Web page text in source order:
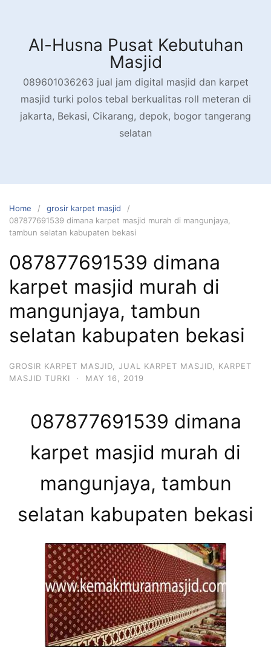
contentAl-Husna Pusat Kebutuhan
Masjid
089601036263 jual jam digital masjid dan karpet
masjid turki polos tebal berkualitas roll meteran di
jakarta, Bekasi, Cikarang, depok, bogor tangerang
selatan
Home
grosir karpet masjid
087877691539 dimana karpet masjid murah di mangunjaya,
tambun selatan kabupaten bekasi
087877691539 dimana
karpet masjid murah di
mangunjaya, tambun
selatan kabupaten bekasi
GROSIR KARPET MASJID JUAL KARPET MASJID
KARPET
MASJID TURKI
· MAY 16, 2019
087877691539 dimana
karpet masjid murah di
mangunjaya, tambun
selatan kabupaten bekasi